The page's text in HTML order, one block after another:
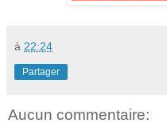
à 22:24
Partager
Aucun commentaire: